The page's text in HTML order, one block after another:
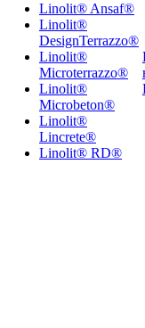
Linolit® Ansaf®
Linolit®
DesignTerrazzo®
Linolit®
Microterrazzo®
Linolit®
Microbeton®
Linolit®
Lincrete®
Linolit® RD®